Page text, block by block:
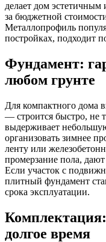
делает дом
за бюджетной
Металлопрофиль
постройках, подходит
Фундамент:
любом грунте
Для компактного дома
— строится быстро, не
выдерживает
организовать зимнее
ленту или
промерзание пола, дают
Если участок с
плитный фундамент
срока эксплуатации.
Комплектация:
долгое время